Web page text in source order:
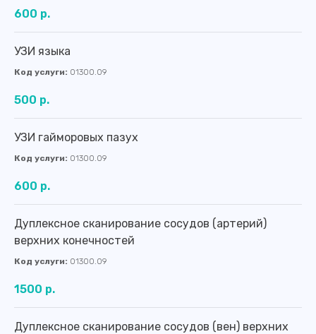
600 р.
УЗИ языка
Код услуги: 01300.09
500 р.
УЗИ гайморовых пазух
Код услуги: 01300.09
600 р.
Дуплексное сканирование сосудов (артерий)
верхних конечностей
Код услуги: 01300.09
1500 р.
Дуплексное сканирование сосудов (вен) верхних